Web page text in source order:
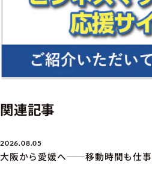
関連記事
2026.08.05
大阪から愛媛へ──移動時間も仕